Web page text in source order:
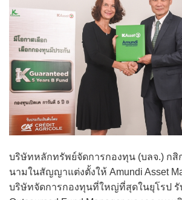
บริษัทหลักทรัพย์จัดการกองทุน (บลจ.) กสิ
นามในสัญญาแต่งตั้งให้ Amundi Asset
บริษัทจัดการกองทุนที่ใหญ่ที่สุดในยุโรป รั